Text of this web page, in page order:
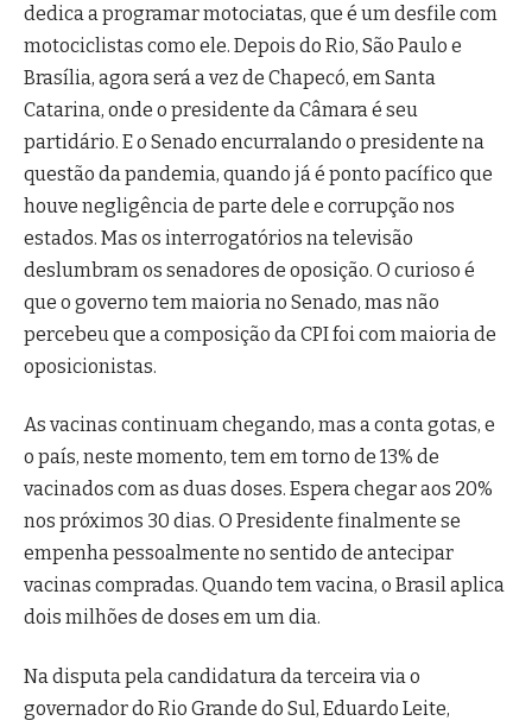
dedica a programar motociatas, que é um desfile com
motociclistas como ele. Depois do Rio, São Paulo e
Brasília, agora será a vez de Chapecó, em Santa
Catarina, onde o presidente da Câmara é seu
partidário. E o Senado encurralando o presidente na
questão da pandemia, quando já é ponto pacífico que
houve negligência de parte dele e corrupção nos
estados. Mas os interrogatórios na televisão
deslumbram os senadores de oposição. O curioso é
que o governo tem maioria no Senado, mas não
percebeu que a composição da CPI foi com maioria de
oposicionistas.
As vacinas continuam chegando, mas a conta gotas, e
o país, neste momento, tem em torno de 13% de
vacinados com as duas doses. Espera chegar aos 20%
nos próximos 30 dias. O Presidente finalmente se
empenha pessoalmente no sentido de antecipar
vacinas compradas. Quando tem vacina, o Brasil aplica
dois milhões de doses em um dia.
Na disputa pela candidatura da terceira via o
governador do Rio Grande do Sul, Eduardo Leite,